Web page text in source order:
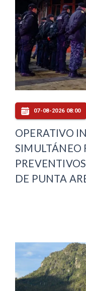
07-08-2026 08:00
OPERATIVO
SIMULTÁNEO
DE PUNTA